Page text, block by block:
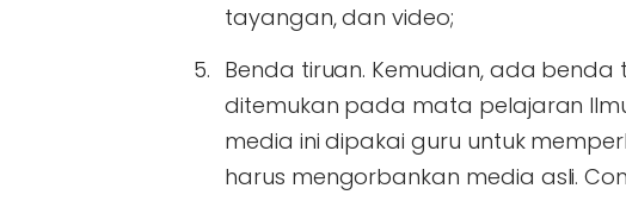
tayangan, dan video;
Benda tiruan. Kemudian, ada benda
ditemukan pada mata pelajaran
media ini dipakai guru untuk
harus mengorbankan media asli.